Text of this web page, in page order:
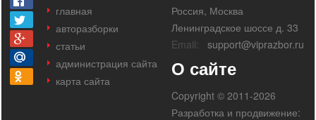
главная
авторазборки
статьи
администрация сайта
карта сайта
Россия, Москва
Ленинградское шоссе д. 33
Email:
support@viprazbor.ru
О сайте
Copyright © 2011-2026
Разработка и продвижение: